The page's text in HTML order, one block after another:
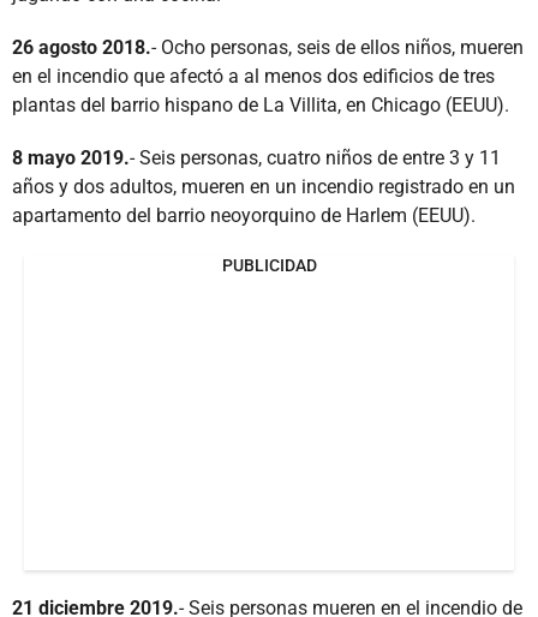
26 agosto 2018.- Ocho personas, seis de ellos niños, mueren
en el incendio que afectó a al menos dos edificios de tres
plantas del barrio hispano de La Villita, en Chicago (EEUU).
8 mayo 2019.- Seis personas, cuatro niños de entre 3 y 11
años y dos adultos, mueren en un incendio registrado en un
apartamento del barrio neoyorquino de Harlem (EEUU).
PUBLICIDAD
21 diciembre 2019.- Seis personas mueren en el incendio de